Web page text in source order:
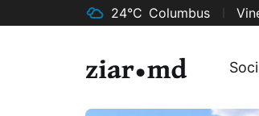
24°C Columbus